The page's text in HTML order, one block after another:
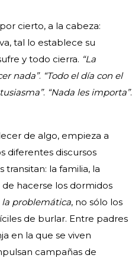
cierto, a la cabeza:
tal lo establece su
y todo cierra. “La
nada”. “Todo el día con el
. “Nada les importa”.
de algo, empieza a
diferentes discursos
la familia, la
hacerse los dormidos
la problemática, no sólo los
de burlar. Entre padres
en la que se viven
campañas de